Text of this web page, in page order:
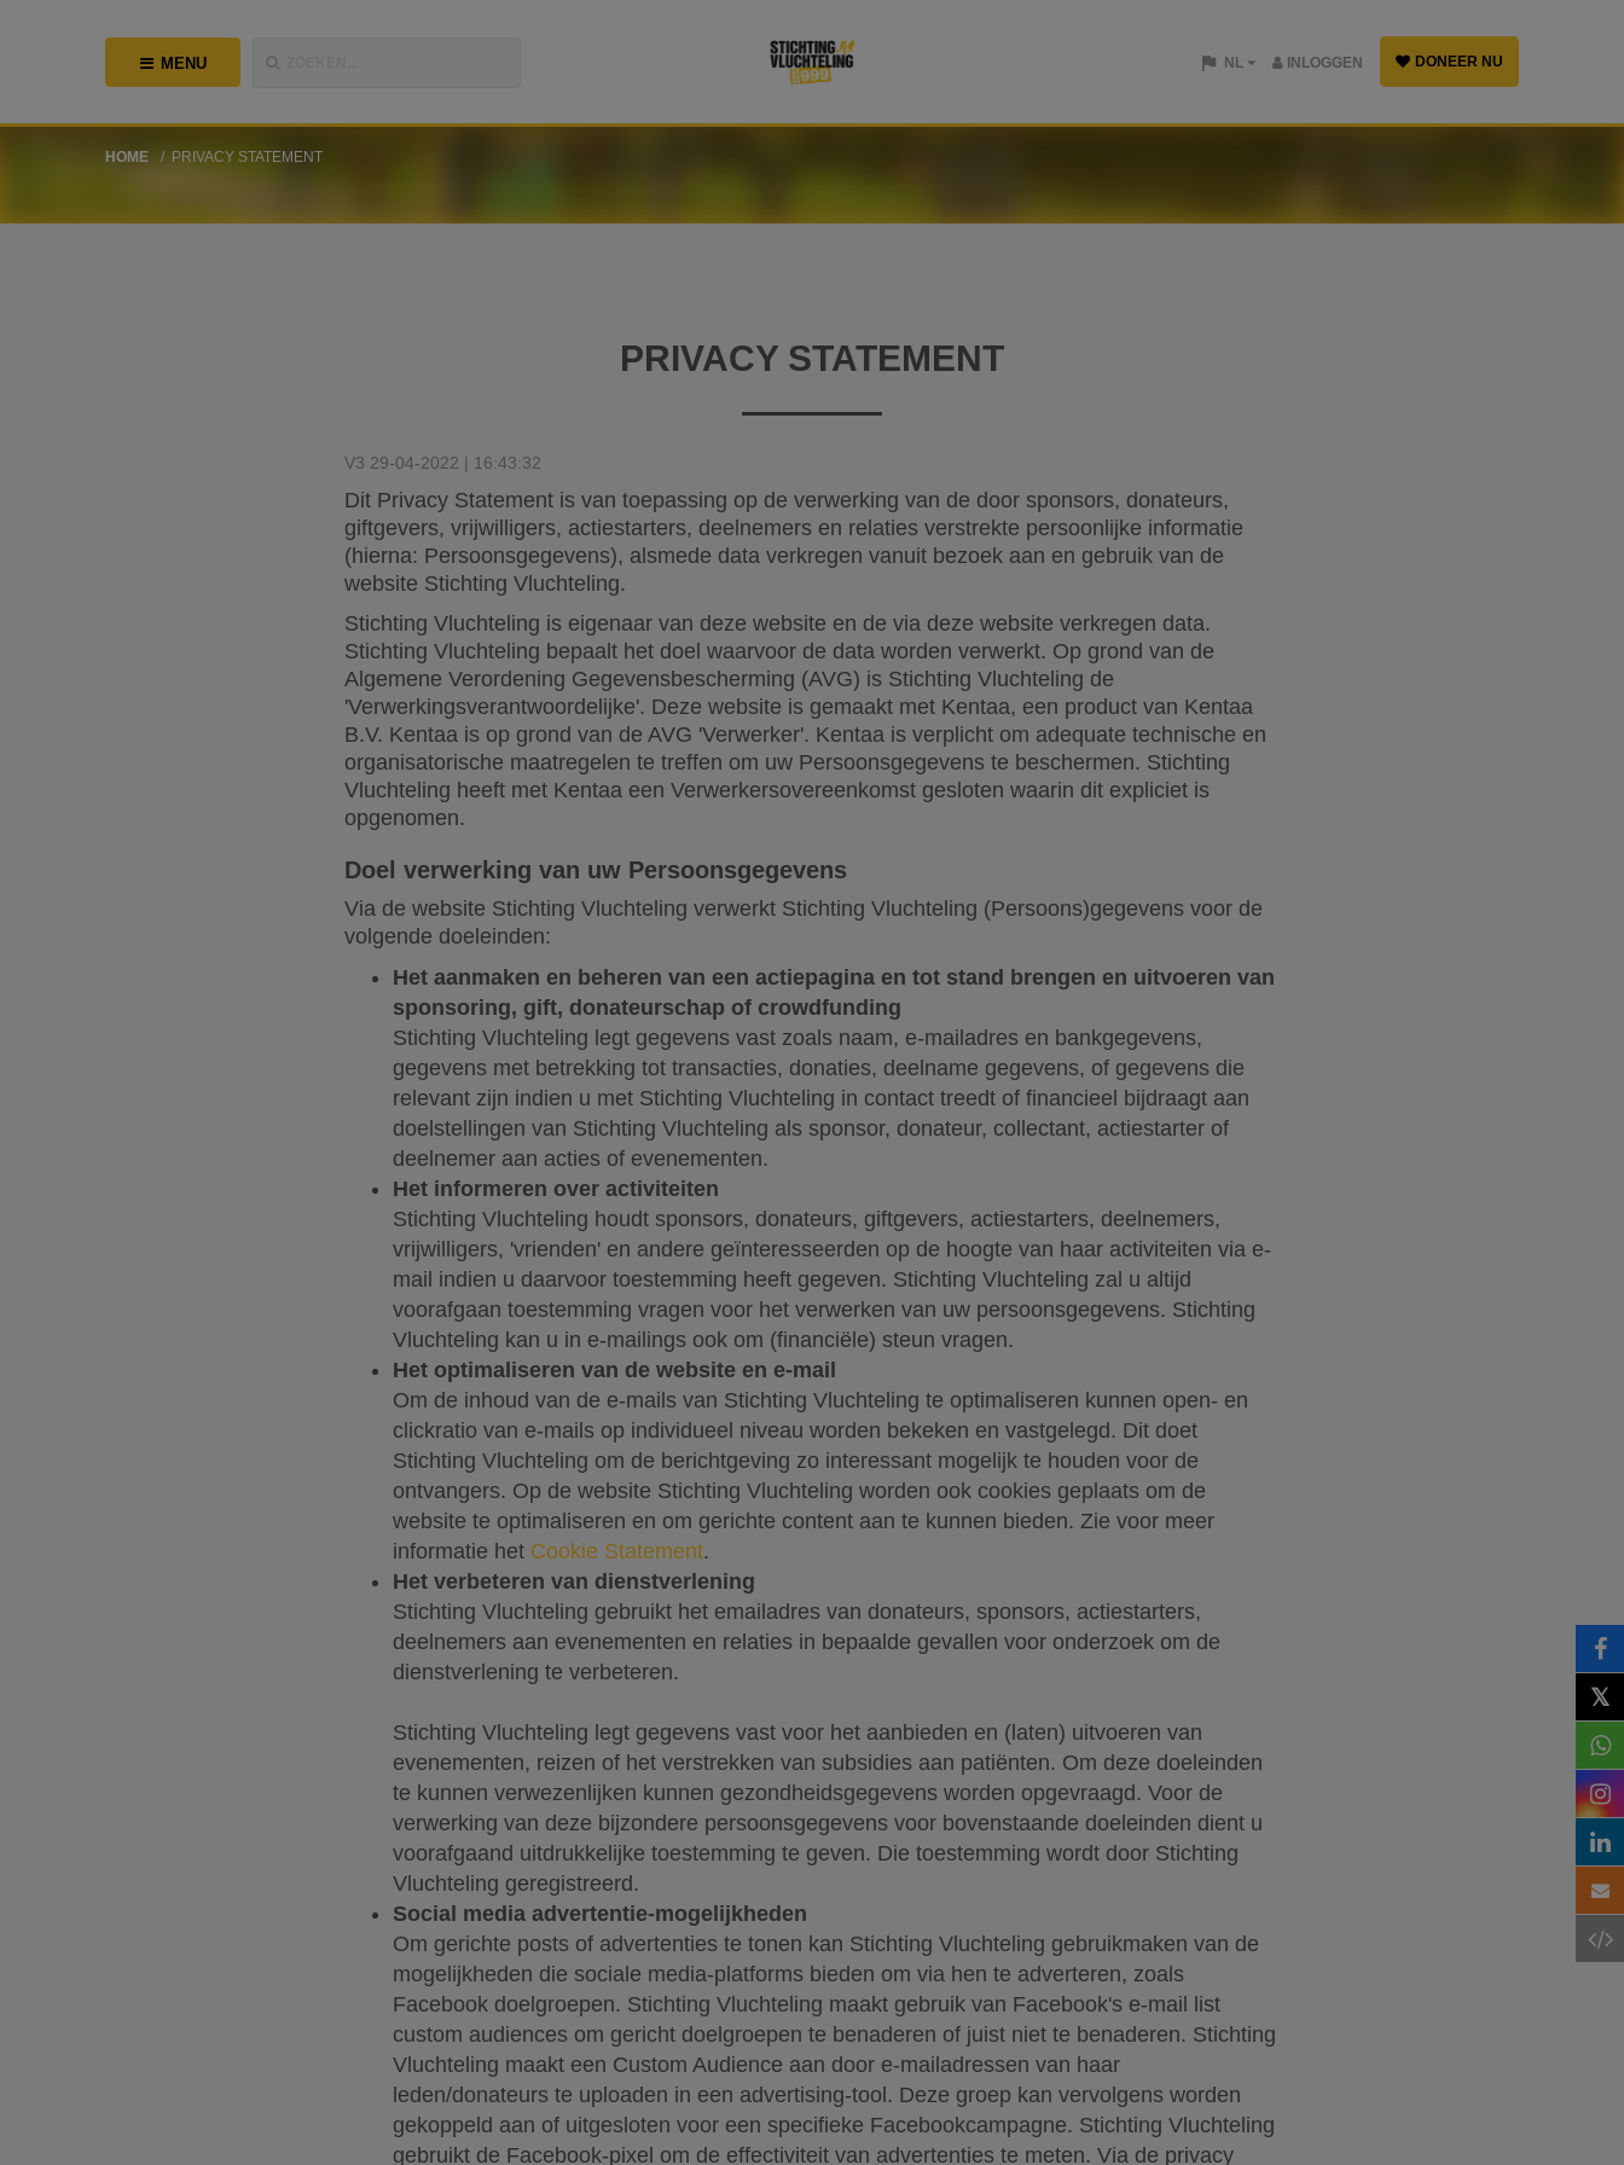
MENU DONEER NU
INLOGGEN
NL
HOME PRIVACY STATEMENT
PRIVACY STATEMENT
V3 29-04-2022 | 16:43:32
Dit Privacy Statement is van toepassing op de verwerking van de door sponsors, donateurs,
giftgevers, vrijwilligers, actiestarters, deelnemers en relaties verstrekte persoonlijke informatie
(hierna: Persoonsgegevens), alsmede data verkregen vanuit bezoek aan en gebruik van de
website Stichting Vluchteling.
Stichting Vluchteling is eigenaar van deze website en de via deze website verkregen data.
Stichting Vluchteling bepaalt het doel waarvoor de data worden verwerkt. Op grond van de
Algemene Verordening Gegevensbescherming (AVG) is Stichting Vluchteling de
'Verwerkingsverantwoordelijke'. Deze website is gemaakt met Kentaa, een product van Kentaa
B.V. Kentaa is op grond van de AVG 'Verwerker'. Kentaa is verplicht om adequate technische en
organisatorische maatregelen te treffen om uw Persoonsgegevens te beschermen. Stichting
Vluchteling heeft met Kentaa een Verwerkersovereenkomst gesloten waarin dit expliciet is
opgenomen.
Doel verwerking van uw Persoonsgegevens
Via de website Stichting Vluchteling verwerkt Stichting Vluchteling (Persoons)gegevens voor de
volgende doeleinden:
Het aanmaken en beheren van een actiepagina en tot stand brengen en uitvoeren van
sponsoring, gift, donateurschap of crowdfunding
Stichting Vluchteling legt gegevens vast zoals naam, e-mailadres en bankgegevens,
gegevens met betrekking tot transacties, donaties, deelname gegevens, of gegevens die
relevant zijn indien u met Stichting Vluchteling in contact treedt of financieel bijdraagt aan
doelstellingen van Stichting Vluchteling als sponsor, donateur, collectant, actiestarter of
deelnemer aan acties of evenementen.
Het informeren over activiteiten
Stichting Vluchteling houdt sponsors, donateurs, giftgevers, actiestarters, deelnemers,
vrijwilligers, 'vrienden' en andere geïnteresseerden op de hoogte van haar activiteiten via e-
mail indien u daarvoor toestemming heeft gegeven. Stichting Vluchteling zal u altijd
voorafgaan toestemming vragen voor het verwerken van uw persoonsgegevens. Stichting
Vluchteling kan u in e-mailings ook om (financiële) steun vragen.
Het optimaliseren van de website en e-mail
Om de inhoud van de e-mails van Stichting Vluchteling te optimaliseren kunnen open- en
clickratio van e-mails op individueel niveau worden bekeken en vastgelegd. Dit doet
Stichting Vluchteling om de berichtgeving zo interessant mogelijk te houden voor de
ontvangers. Op de website Stichting Vluchteling worden ook cookies geplaats om de
website te optimaliseren en om gerichte content aan te kunnen bieden. Zie voor meer
informatie het Cookie Statement.
Het verbeteren van dienstverlening
Stichting Vluchteling gebruikt het emailadres van donateurs, sponsors, actiestarters,
deelnemers aan evenementen en relaties in bepaalde gevallen voor onderzoek om de
dienstverlening te verbeteren.
Stichting Vluchteling legt gegevens vast voor het aanbieden en (laten) uitvoeren van
evenementen, reizen of het verstrekken van subsidies aan patiënten. Om deze doeleinden
te kunnen verwezenlijken kunnen gezondheidsgegevens worden opgevraagd. Voor de
verwerking van deze bijzondere persoonsgegevens voor bovenstaande doeleinden dient u
voorafgaand uitdrukkelijke toestemming te geven. Die toestemming wordt door Stichting
Vluchteling geregistreerd.
Social media advertentie-mogelijkheden
Om gerichte posts of advertenties te tonen kan Stichting Vluchteling gebruikmaken van de
mogelijkheden die sociale media-platforms bieden om via hen te adverteren, zoals
Facebook doelgroepen. Stichting Vluchteling maakt gebruik van Facebook's e-mail list
custom audiences om gericht doelgroepen te benaderen of juist niet te benaderen. Stichting
Vluchteling maakt een Custom Audience aan door e-mailadressen van haar
leden/donateurs te uploaden in een advertising-tool. Deze groep kan vervolgens worden
gekoppeld aan of uitgesloten voor een specifieke Facebookcampagne. Stichting Vluchteling
gebruikt de Facebook-pixel om de effectiviteit van advertenties te meten. Via de privacy
𝕏